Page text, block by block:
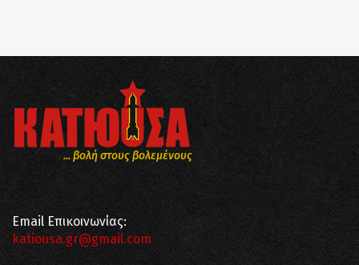
... βολή στους βολεμένους
Email Επικοινωνίας:
katiousa.gr@gmail.com